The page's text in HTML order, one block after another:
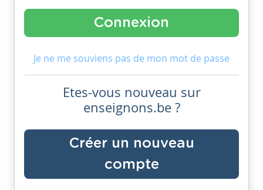
Je ne me souviens pas de mon mot de passe
Etes-vous nouveau sur
enseignons.be ?
Créer un nouveau
compte